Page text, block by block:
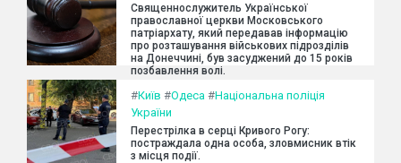
Священнослужитель Української
православної церкви Московського
патріархату, який передавав інформацію
про розташування військових підрозділів
на Донеччині, був засуджений до 15 років
позбавлення волі.
#Київ #Одеса #Національна поліція
України
Перестрілка в серці Кривого Рогу:
постраждала одна особа, зловмисник втік
з місця події.